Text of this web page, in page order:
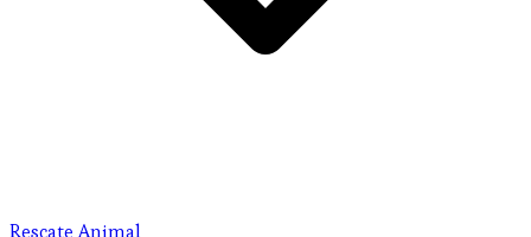
Rescate Animal